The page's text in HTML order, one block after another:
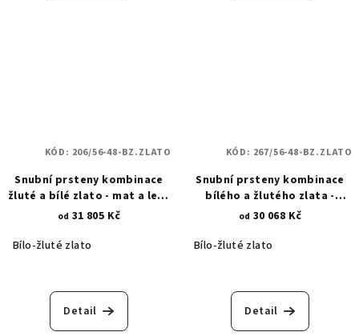
Snubní prsteny kombinace
žluté a bílé zlato - mat a lesk
- lesklá rytina 206
od 31 805 Kč
Bílo-žluté zlato
Detail
KÓD: 206/56-48-BZ.ZLATO
Snubní prsteny kombinace
bílého a žlutého zlata -
přírodní motivy 267
od 30 068 Kč
Bílo-žluté zlato
Detail
KÓD: 267/56-48-BZ.ZLATO